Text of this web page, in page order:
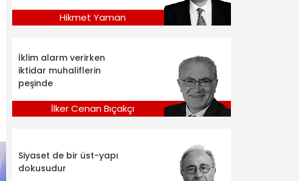
Hikmet Yaman
İklim alarm verirken
iktidar muhaliflerin
peşinde
İlker Cenan Bıçakçı
Siyaset de bir üst-yapı
dokusudur